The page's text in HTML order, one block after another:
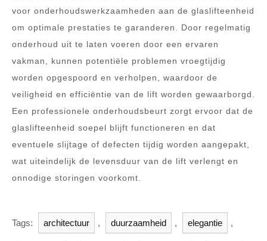
voor onderhoudswerkzaamheden aan de glaslifteenheid
om optimale prestaties te garanderen. Door regelmatig
onderhoud uit te laten voeren door een ervaren
vakman, kunnen potentiële problemen vroegtijdig
worden opgespoord en verholpen, waardoor de
veiligheid en efficiëntie van de lift worden gewaarborgd.
Een professionele onderhoudsbeurt zorgt ervoor dat de
glaslifteenheid soepel blijft functioneren en dat
eventuele slijtage of defecten tijdig worden aangepakt,
wat uiteindelijk de levensduur van de lift verlengt en
onnodige storingen voorkomt.
Tags: architectuur , duurzaamheid , elegantie ,